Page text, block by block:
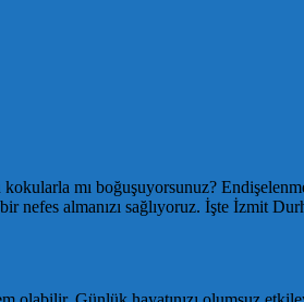
mı boğuşuyorsunuz?
nefes almanızı sağlıyoruz. İşte İzmit